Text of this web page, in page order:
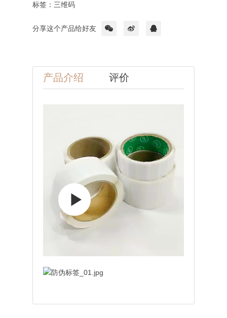
标签： 三维码
分享这个产品给好友
产品介绍 评价